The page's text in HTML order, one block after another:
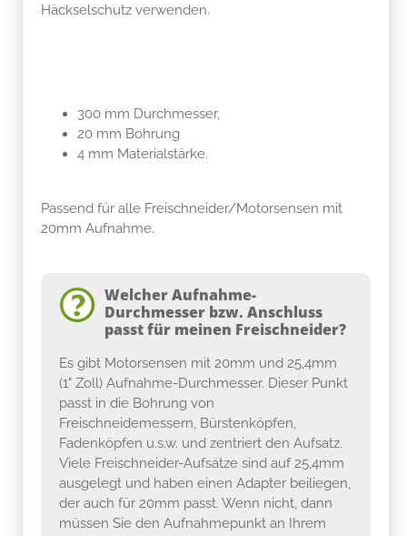
Häckselschutz verwenden.
300 mm Durchmesser,
20 mm Bohrung
4 mm Materialstärke.
Passend für alle Freischneider/Motorsensen mit
20mm Aufnahme.
Welcher Aufnahme-
Durchmesser bzw. Anschluss
passt für meinen Freischneider?
Es gibt Motorsensen mit 20mm und 25,4mm
(1" Zoll) Aufnahme-Durchmesser. Dieser Punkt
passt in die Bohrung von
Freischneidemessern, Bürstenköpfen,
Fadenköpfen u.s.w. und zentriert den Aufsatz.
Viele Freischneider-Aufsätze sind auf 25,4mm
ausgelegt und haben einen Adapter beiliegen,
der auch für 20mm passt. Wenn nicht, dann
müssen Sie den Aufnahmepunkt an Ihrem